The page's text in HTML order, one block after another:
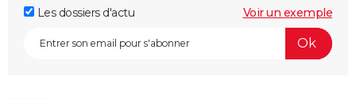
Les dossiers d'actu
Voir un exemple